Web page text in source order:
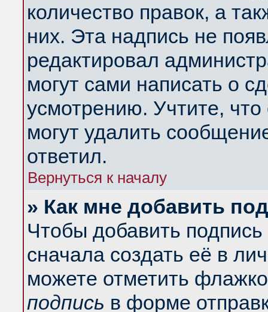
количество правок, а
них. Эта надпись не
редактировал
могут сами написать о
усмотрению. Учтите,
могут удалить
ответил.
Вернуться к началу
» Как мне добавить
Чтобы добавить
сначала создать её в
можете отметить
подпись в форме